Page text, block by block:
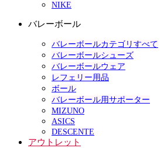
NIKE
バレーボール
バレーボールカテゴリすべて
バレーボールシューズ
バレーボールウェア
レフェリー用品
ボール
バレーボール用サポーター
MIZUNO
ASICS
DESCENTE
アウトレット